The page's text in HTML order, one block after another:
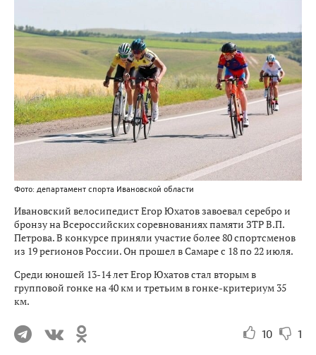
Фото: департамент спорта Ивановской области
Ивановский велосипедист Егор Юхатов завоевал серебро и
бронзу на Всероссийских соревнованиях памяти ЗТР В.П.
Петрова. В конкурсе приняли участие более 80 спортсменов
из 19 регионов России. Он прошел в Самаре с 18 по 22 июля.
Среди юношей 13-14 лет Егор Юхатов стал вторым в
групповой гонке на 40 км и третьим в гонке-критериум 35
км.
10 1